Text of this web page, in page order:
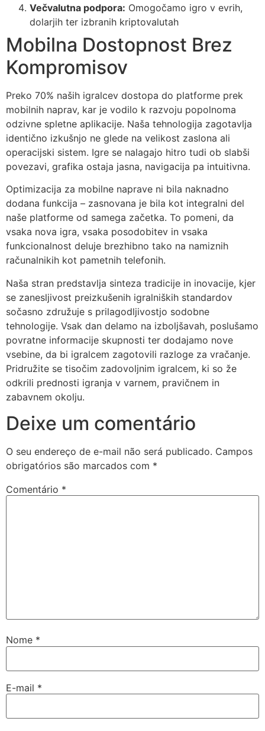
Večvalutna podpora: Omogočamo igro v evrih,
dolarjih ter izbranih kriptovalutah
Mobilna Dostopnost Brez
Kompromisov
Preko 70% naših igralcev dostopa do platforme prek
mobilnih naprav, kar je vodilo k razvoju popolnoma
odzivne spletne aplikacije. Naša tehnologija zagotavlja
identično izkušnjo ne glede na velikost zaslona ali
operacijski sistem. Igre se nalagajo hitro tudi ob slabši
povezavi, grafika ostaja jasna, navigacija pa intuitivna.
Optimizacija za mobilne naprave ni bila naknadno
dodana funkcija – zasnovana je bila kot integralni del
naše platforme od samega začetka. To pomeni, da
vsaka nova igra, vsaka posodobitev in vsaka
funkcionalnost deluje brezhibno tako na namiznih
računalnikih kot pametnih telefonih.
Naša stran predstavlja sinteza tradicije in inovacije, kjer
se zanesljivost preizkušenih igralniških standardov
sočasno združuje s prilagodljivostjo sodobne
tehnologije. Vsak dan delamo na izboljšavah, poslušamo
povratne informacije skupnosti ter dodajamo nove
vsebine, da bi igralcem zagotovili razloge za vračanje.
Pridružite se tisočim zadovoljnim igralcem, ki so že
odkrili prednosti igranja v varnem, pravičnem in
zabavnem okolju.
Deixe um comentário
O seu endereço de e-mail não será publicado. Campos
obrigatórios são marcados com *
Comentário *
Nome *
E-mail *